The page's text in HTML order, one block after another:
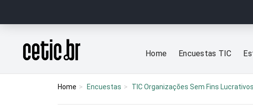
Página inicial
Home Encuestas TIC
Home Encuestas TIC Organizações Sem Fins Lucrativos